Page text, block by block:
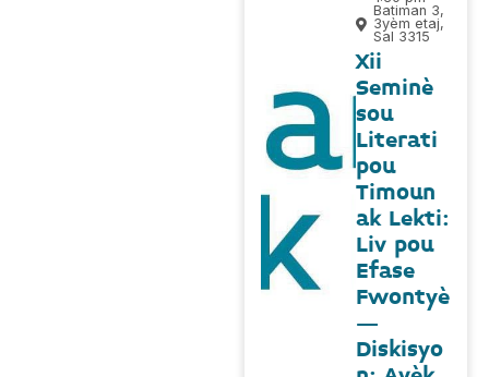
Batiman 3,
3yèm etaj,
Sal 3315
Xii
Seminè
sou
Literati
pou
Timoun
ak Lekti:
Liv pou
Efase
Fwontyè
–
Diskisyo